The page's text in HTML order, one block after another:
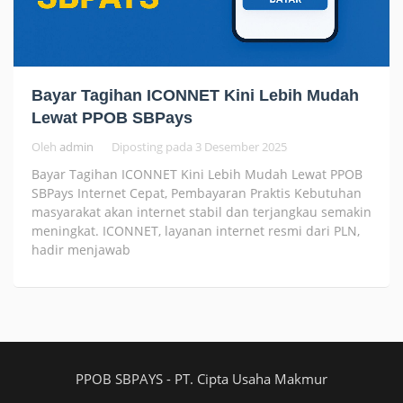
Bayar Tagihan ICONNET Kini Lebih Mudah
Lewat PPOB SBPays
Oleh admin Diposting pada 3 Desember 2025
Bayar Tagihan ICONNET Kini Lebih Mudah Lewat PPOB
SBPays Internet Cepat, Pembayaran Praktis Kebutuhan
masyarakat akan internet stabil dan terjangkau semakin
meningkat. ICONNET, layanan internet resmi dari PLN,
hadir menjawab
PPOB SBPAYS - PT. Cipta Usaha Makmur